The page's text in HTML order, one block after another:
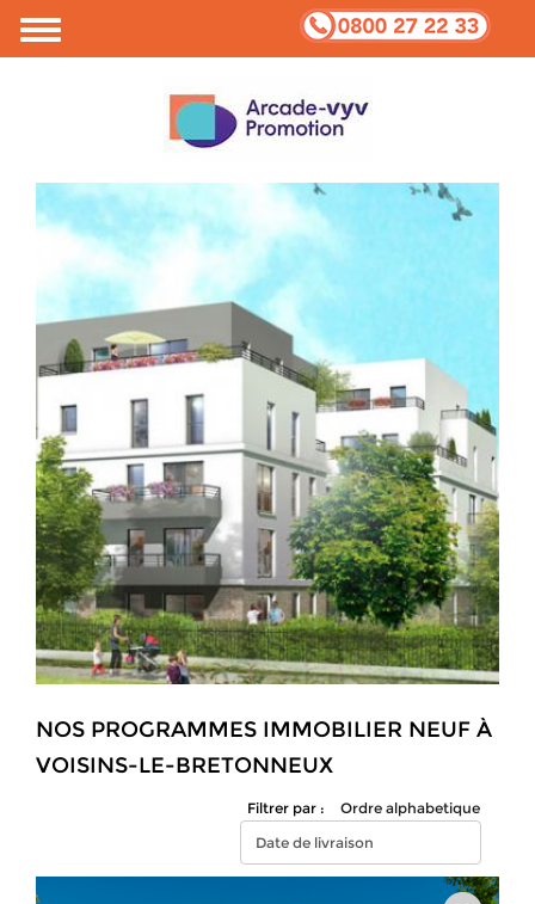
NOS PROGRAMMES IMMOBILIER NEUF À
VOISINS-LE-BRETONNEUX
Filtrer par : Ordre alphabetique